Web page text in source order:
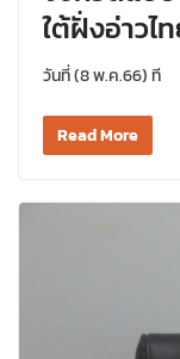
ใต้ฝั่งอ่าวไ
วันที่ (8 พ.ค.66) ที
Read More